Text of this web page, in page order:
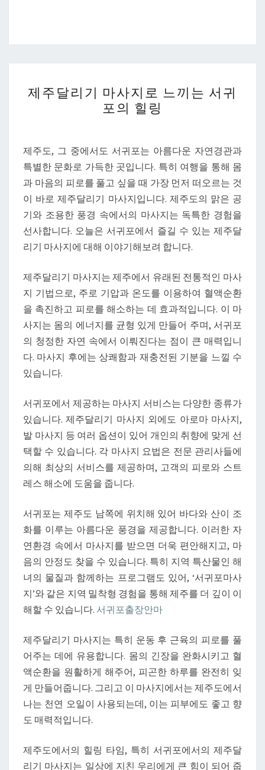
주
달
기
마
사
지
로
느
끼
서
귀
포
의
힐
링
제주달리기 마사지로 느끼는 서귀
포의 힐링
제주도, 그 중에서도 서귀포는 아름다운 자연경관과
특별한 문화로 가득한 곳입니다. 특히 여행을 통해 몸
과 마음의 피로를 풀고 싶을 때 가장 먼저 떠오르는 것
이 바로 제주달리기 마사지입니다. 제주도의 맑은 공
기와 조용한 풍경 속에서의 마사지는 독특한 경험을
선사합니다. 오늘은 서귀포에서 즐길 수 있는 제주달
리기 마사지에 대해 이야기해보려 합니다.
제주달리기 마사지는 제주에서 유래된 전통적인 마사
지 기법으로, 주로 기압과 온도를 이용하여 혈액순환
을 촉진하고 피로를 해소하는 데 효과적입니다. 이 마
사지는 몸의 에너지를 균형 있게 만들어 주며, 서귀포
의 청정한 자연 속에서 이뤄진다는 점이 큰 매력입니
다. 마사지 후에는 상쾌함과 재충전된 기분을 느낄 수
있습니다.
서귀포에서 제공하는 마사지 서비스는 다양한 종류가
있습니다. 제주달리기 마사지 외에도 아로마 마사지,
발 마사지 등 여러 옵션이 있어 개인의 취향에 맞게 선
택할 수 있습니다. 각 마사지 요법은 전문 관리사들에
의해 최상의 서비스를 제공하며, 고객의 피로와 스트
레스 해소에 도움을 줍니다.
서귀포는 제주도 남쪽에 위치해 있어 바다와 산이 조
화를 이루는 아름다운 풍경을 제공합니다. 이러한 자
연환경 속에서 마사지를 받으면 더욱 편안해지고, 마
음의 안정도 찾을 수 있습니다. 특히 지역 특산물인 해
녀의 물질과 함께하는 프로그램도 있어, ‘서귀포마사
지’와 같은 지역 밀착형 경험을 통해 제주를 더 깊이 이
해할 수 있습니다. 서귀포출장안마
제주달리기 마사지는 특히 운동 후 근육의 피로를 풀
어주는 데에 유용합니다. 몸의 긴장을 완화시키고 혈
액순환을 원활하게 해주어, 피곤한 하루를 완전히 잊
게 만들어줍니다. 그리고 이 마사지에서는 제주도에서
나는 천연 오일이 사용되는데, 이는 피부에도 좋고 향
도 매력적입니다.
제주도에서의 힐링 타임, 특히 서귀포에서의 제주달
리기 마사지는 일상에 지친 우리에게 큰 힘이 되어 줍